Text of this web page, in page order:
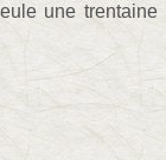
une